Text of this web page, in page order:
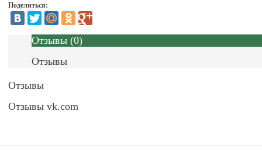
Поделиться:
Отзывы (0)
Отзывы
Отзывы
Отзывы vk.com